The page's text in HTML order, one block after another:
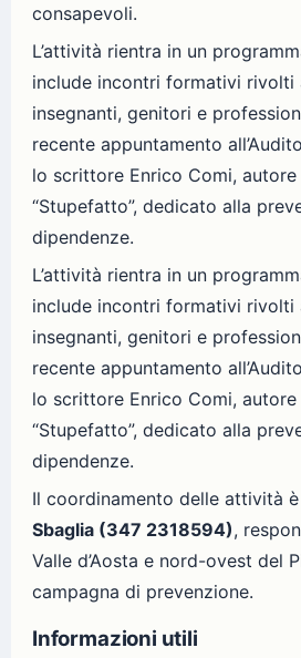
consapevoli.
L’attività rientra in un
include incontri formativi rivolti
insegnanti, genitori e
recente appuntamento
lo scrittore Enrico Comi,
“Stupefatto”, dedicato alla
dipendenze.
L’attività rientra in un
include incontri formativi rivolti
insegnanti, genitori e
recente appuntamento
lo scrittore Enrico Comi,
“Stupefatto”, dedicato alla
dipendenze.
Il coordinamento delle attività
Sbaglia (347 2318594),
Valle d’Aosta e nord-ovest del
campagna di prevenzione.
Informazioni utili